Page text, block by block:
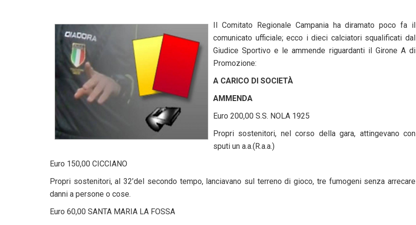
Il Comitato Regionale Campania ha diramato poco fa il
comunicato ufficiale; ecco i dieci calciatori squalificati dal
Giudice Sportivo e le ammende riguardanti il Girone A di
Promozione:
A CARICO DI SOCIETÀ
AMMENDA
Euro 200,00 S.S. NOLA 1925
Propri sostenitori, nel corso della gara, attingevano con
sputi un a.a.(R.a.a.)
Euro 150,00 CICCIANO
Propri sostenitori, al 32’del secondo tempo, lanciavano sul terreno di gioco, tre fumogeni senza arrecare
danni a persone o cose.
Euro 60,00 SANTA MARIA LA FOSSA